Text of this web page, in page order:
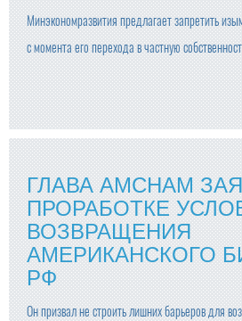
Минэкономразвития предлагает запретить
с момента его перехода в частную
ГЛАВА AMCHAM
ПРОРАБОТКЕ
ВОЗВРАЩЕНИЯ
АМЕРИКАНСКОГО
РФ
Он призвал не строить лишних барьеров для